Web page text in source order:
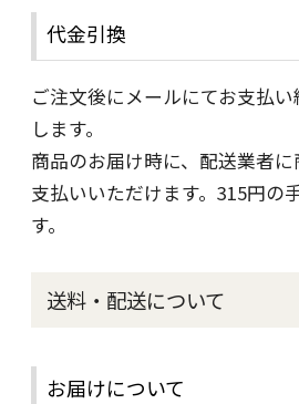
代金引換
ご注文後にメールにてお支払
します。
商品のお届け時に、配送業者
支払いいただけます。315円の
す。
送料・配送について
お届けについて